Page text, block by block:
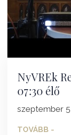
NyVREk
07:30 élő
szeptember
TOVÁBB -